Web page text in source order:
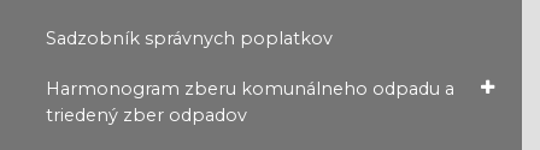
Sadzobník správnych poplatkov
Harmonogram zberu komunálneho odpadu a
triedený zber odpadov